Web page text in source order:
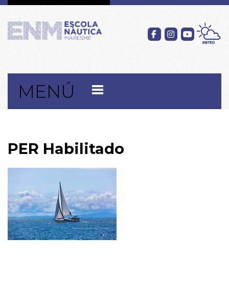
MENÚ
PER Habilitado